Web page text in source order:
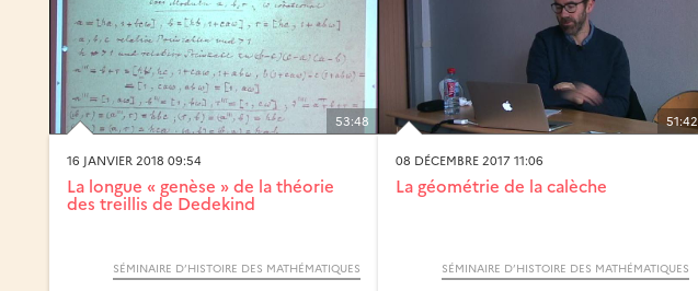
53:48
16 JANVIER 2018 09:54
La longue « genèse » de la théorie
des treillis de Dedekind
SÉMINAIRE D’HISTOIRE DES MATHÉMATIQUES
51:42
08 DÉCEMBRE 2017 11:06
La géométrie de la calèche
SÉMINAIRE D’HISTOIRE DES MATHÉMATIQUES